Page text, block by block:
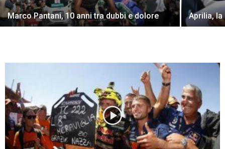
Marco Pantani, 10 anni tra dubbi e dolore Aprilia,